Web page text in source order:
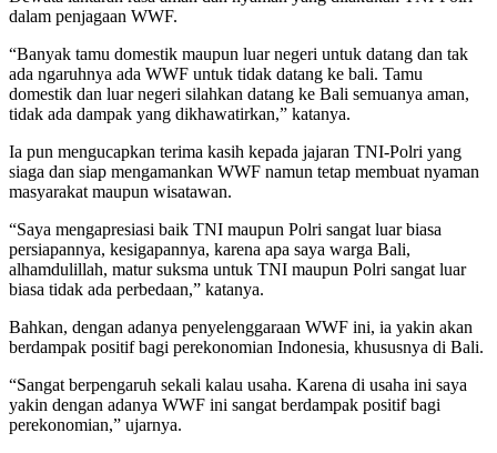
dalam penjagaan WWF.
“Banyak tamu domestik maupun luar negeri untuk datang dan tak
ada ngaruhnya ada WWF untuk tidak datang ke bali. Tamu
domestik dan luar negeri silahkan datang ke Bali semuanya aman,
tidak ada dampak yang dikhawatirkan,” katanya.
Ia pun mengucapkan terima kasih kepada jajaran TNI-Polri yang
siaga dan siap mengamankan WWF namun tetap membuat nyaman
masyarakat maupun wisatawan.
“Saya mengapresiasi baik TNI maupun Polri sangat luar biasa
persiapannya, kesigapannya, karena apa saya warga Bali,
alhamdulillah, matur suksma untuk TNI maupun Polri sangat luar
biasa tidak ada perbedaan,” katanya.
Bahkan, dengan adanya penyelenggaraan WWF ini, ia yakin akan
berdampak positif bagi perekonomian Indonesia, khususnya di Bali.
“Sangat berpengaruh sekali kalau usaha. Karena di usaha ini saya
yakin dengan adanya WWF ini sangat berdampak positif bagi
perekonomian,” ujarnya.